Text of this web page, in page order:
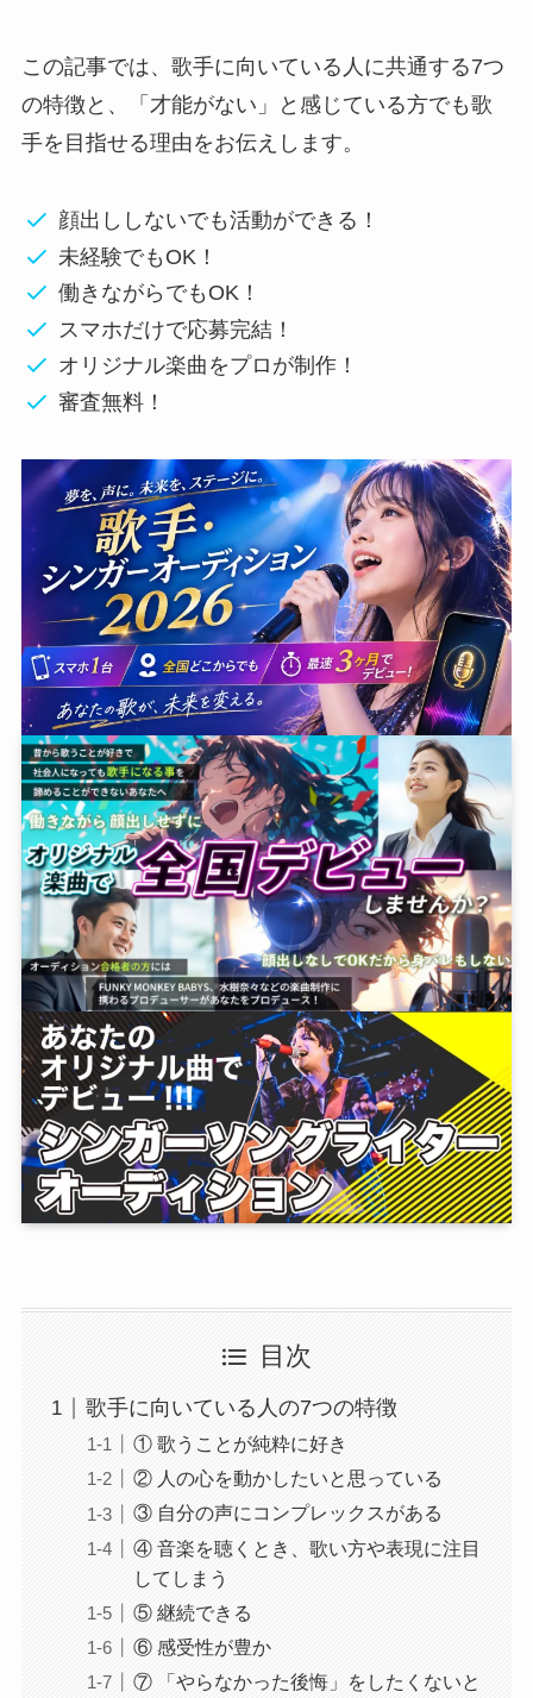
この記事では、歌手に向いている人に共通する7つ
の特徴と、「才能がない」と感じている方でも歌
手を目指せる理由をお伝えします。
顔出ししないでも活動ができる！
未経験でもOK！
働きながらでもOK！
スマホだけで応募完結！
オリジナル楽曲をプロが制作！
審査無料！
目次
歌手に向いている人の7つの特徴
① 歌うことが純粋に好き
② 人の心を動かしたいと思っている
③ 自分の声にコンプレックスがある
④ 音楽を聴くとき、歌い方や表現に注目
してしまう
⑤ 継続できる
⑥ 感受性が豊か
⑦ 「やらなかった後悔」をしたくないと